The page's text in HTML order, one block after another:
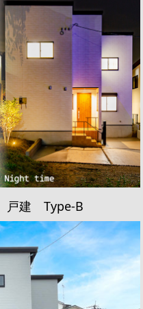
戸建 Type-B